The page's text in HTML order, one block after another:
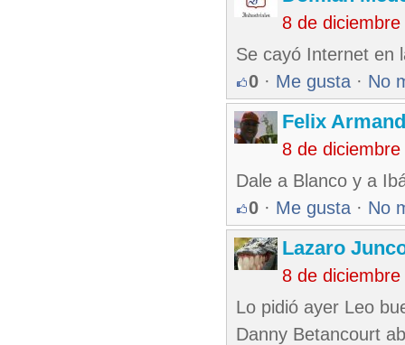
8 de
Se cayó Internet en
0 · Me gusta · No
Felix
8 de
Dale a Blanco y a
0 · Me gusta · No
Lazaro
8 de
Lo pidió ayer Leo
Danny Betancourt